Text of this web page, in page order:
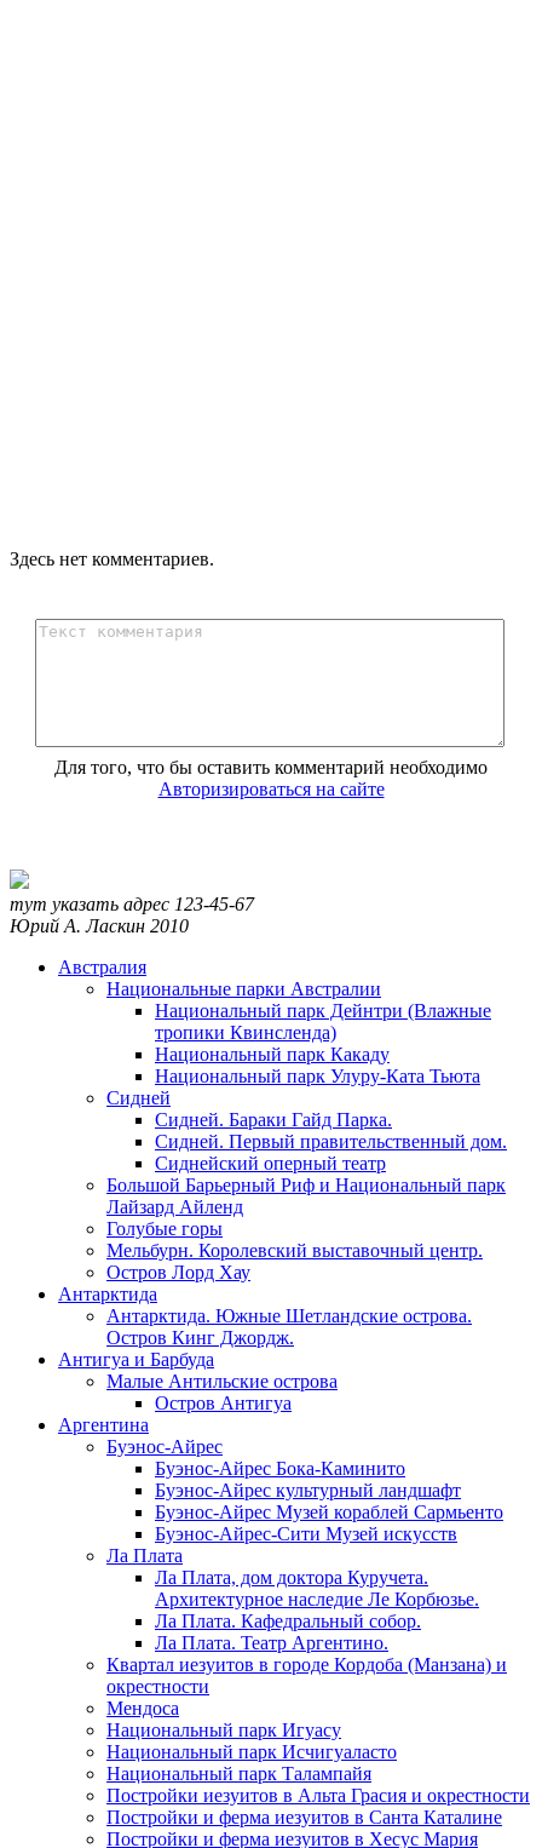
Здесь нет комментариев.
Для того, что бы оставить комментарий необходимо
Авторизироваться на сайте
тут указать адрес 123-45-67
Юрий А. Ласкин 2010
Австралия
Национальные парки Австралии
Национальный парк Дейнтри (Влажные
тропики Квинсленда)
Национальный парк Какаду
Национальный парк Улуру-Ката Тьюта
Сидней
Сидней. Бараки Гайд Парка.
Сидней. Первый правительственный дом.
Сиднейский оперный театр
Большой Барьерный Риф и Национальный парк
Лайзард Айленд
Голубые горы
Мельбурн. Королевский выставочный центр.
Остров Лорд Хау
Антарктида
Антарктида. Южные Шетландские острова.
Остров Кинг Джордж.
Антигуа и Барбуда
Малые Антильские острова
Остров Антигуа
Аргентина
Буэнос-Айрес
Буэнос-Айрес Бока-Каминито
Буэнос-Айрес культурный ландшафт
Буэнос-Айрес Музей кораблей Сармьенто
Буэнос-Айрес-Сити Музей искусств
Ла Плата
Ла Плата, дом доктора Куручета.
Архитектурное наследие Ле Корбюзье.
Ла Плата. Кафедральный собор.
Ла Плата. Театр Аргентино.
Квартал иезуитов в городе Кордоба (Манзана) и
окрестности
Мендоса
Национальный парк Игуасу
Национальный парк Исчигуаласто
Национальный парк Талампайя
Постройки иезуитов в Альта Грасия и окрестности
Постройки и ферма иезуитов в Санта Каталине
Постройки и ферма иезуитов в Хесус Мария